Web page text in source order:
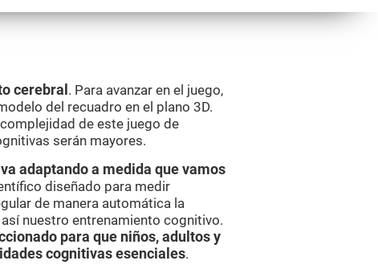
cerebral . Para avanzar en el juego,
del recuadro en el plano 3D.
de este juego de
serán mayores.
adaptando a medida que vamos
diseñado para medir
de manera automática la
nuestro entrenamiento cognitivo.
para que niños, adultos y
cognitivas esenciales.